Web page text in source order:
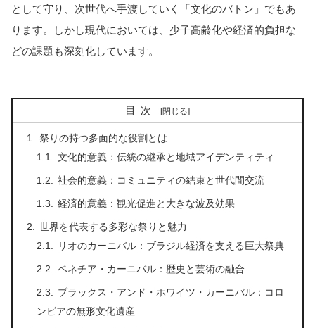
として守り、次世代へ手渡していく「文化のバトン」でもあ
ります。しかし現代においては、少子高齢化や経済的負担な
どの課題も深刻化しています。
目次
祭りの持つ多面的な役割とは
文化的意義：伝統の継承と地域アイデンティティ
社会的意義：コミュニティの結束と世代間交流
経済的意義：観光促進と大きな波及効果
世界を代表する多彩な祭りと魅力
リオのカーニバル：ブラジル経済を支える巨大祭典
ベネチア・カーニバル：歴史と芸術の融合
ブラックス・アンド・ホワイツ・カーニバル：コロ
ンビアの無形文化遺産